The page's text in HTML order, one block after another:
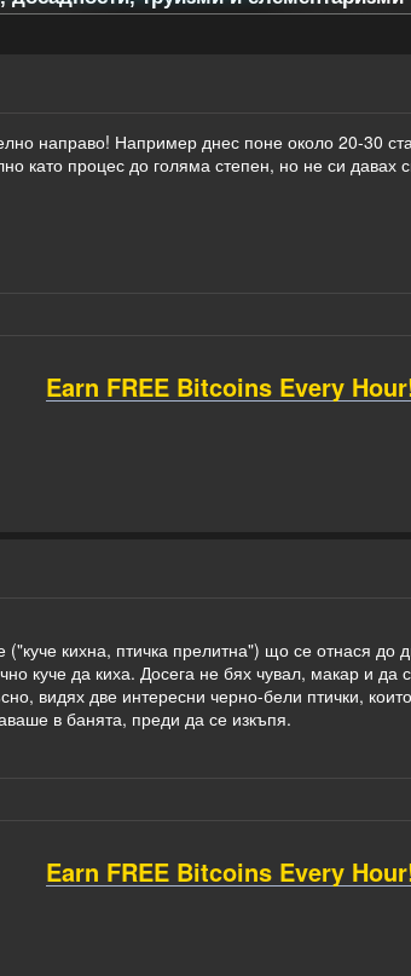
направо! Например днес поне около 20-30
като процес до голяма степен, но не си давах
Earn FREE Bitcoins Every
кихна, птичка прелитна") що се отнася до
куче да киха. Досега не бях чувал, макар и
видях две интересни черно-бели птички,
в банята, преди да се изкъпя.
Earn FREE Bitcoins Every